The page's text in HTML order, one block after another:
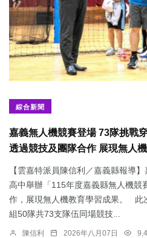
綜合新聞
嘉義無人機競賽登場 73隊挑戰
透過競技及團隊合作 展現無人
【雲嘉特派員陳信利／嘉義縣報導
高中舉辦「115年度嘉義縣無人機競
作，展現無人機教育學習成果。 此
組50隊共73支隊伍同場競技...
陳信利 2026年八月07日